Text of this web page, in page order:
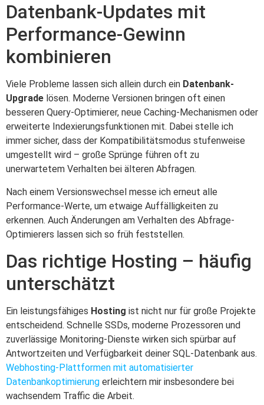
Datenbank-Updates mit
Performance-Gewinn
kombinieren
Viele Probleme lassen sich allein durch ein Datenbank-
Upgrade lösen. Moderne Versionen bringen oft einen
besseren Query-Optimierer, neue Caching-Mechanismen oder
erweiterte Indexierungsfunktionen mit. Dabei stelle ich
immer sicher, dass der Kompatibilitätsmodus stufenweise
umgestellt wird – große Sprünge führen oft zu
unerwartetem Verhalten bei älteren Abfragen.
Nach einem Versionswechsel messe ich erneut alle
Performance-Werte, um etwaige Auffälligkeiten zu
erkennen. Auch Änderungen am Verhalten des Abfrage-
Optimierers lassen sich so früh feststellen.
Das richtige Hosting – häufig
unterschätzt
Ein leistungsfähiges Hosting ist nicht nur für große Projekte
entscheidend. Schnelle SSDs, moderne Prozessoren und
zuverlässige Monitoring-Dienste wirken sich spürbar auf
Antwortzeiten und Verfügbarkeit deiner SQL-Datenbank aus.
Webhosting-Plattformen mit automatisierter
Datenbankoptimierung erleichtern mir insbesondere bei
wachsendem Traffic die Arbeit.